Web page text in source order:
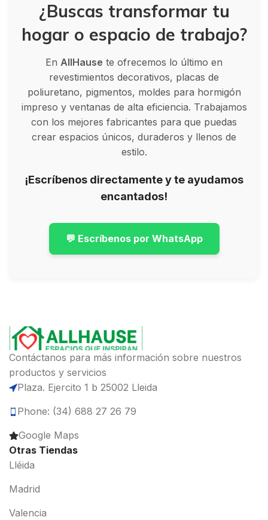
¿Buscas transformar tu
hogar o espacio de trabajo?
En AllHause te ofrecemos lo último en
revestimientos decorativos, placas de
poliuretano, pigmentos, moldes para hormigón
impreso y ventanas de alta eficiencia. Trabajamos
con los mejores fabricantes para que puedas
crear espacios únicos, duraderos y llenos de
estilo.
¡Escríbenos directamente y te ayudamos
encantados!
💬 Escríbenos por WhatsApp
Contáctanos para más información sobre nuestros
productos y servicios
Plaza. Ejercito 1 b 25002 Lleida
Phone: (34) 688 27 26 79
Google Maps
Otras Tiendas
Lléida
Madrid
Valencia